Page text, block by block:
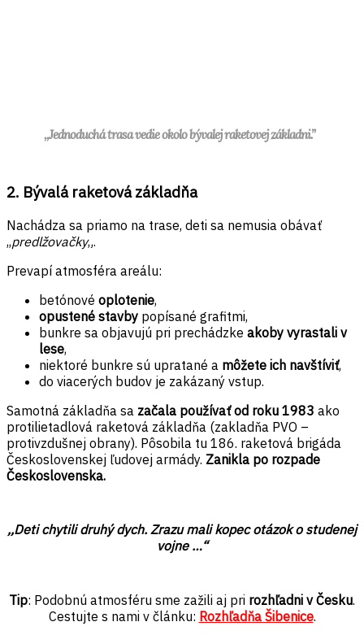
,,Jednoduchá trasa vedie okolo bývalej raketovej základni.”
2. Bývalá raketová základňa
Nachádza sa priamo na trase, deti sa nemusia obávať
,,predlžovačky„.
Prevapí atmosféra areálu:
betónové oplotenie,
opustené stavby popísané grafitmi,
bunkre sa objavujú pri prechádzke akoby vyrastali v
lese,
niektoré bunkre sú upratané a môžete ich navštíviť,
do viacerých budov je zakázaný vstup.
Samotná základňa sa začala používať od roku 1983 ako
protilietadlová raketová základňa (zakladňa PVO –
protivzdušnej obrany). Pôsobila tu 186. raketová brigáda
Československej ľudovej armády. Zanikla po rozpade
Československa.
,,Deti chytili druhý dych. Zrazu mali kopec otázok o studenej
vojne …“
Tip: Podobnú atmosféru sme zažili aj pri rozhľadni v Česku.
Cestujte s nami v článku: Rozhľadňa Šibenice.